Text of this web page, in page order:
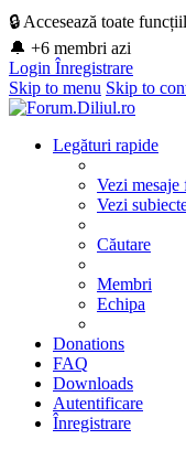
🔒 Accesează toate
🔔 +6 membri azi
Login Înregistrare
Skip to menu Skip to
Legături rapide
Vezi mesaje
Vezi
Căutare
Membri
Echipa
Donations
FAQ
Downloads
Autentificare
Înregistrare